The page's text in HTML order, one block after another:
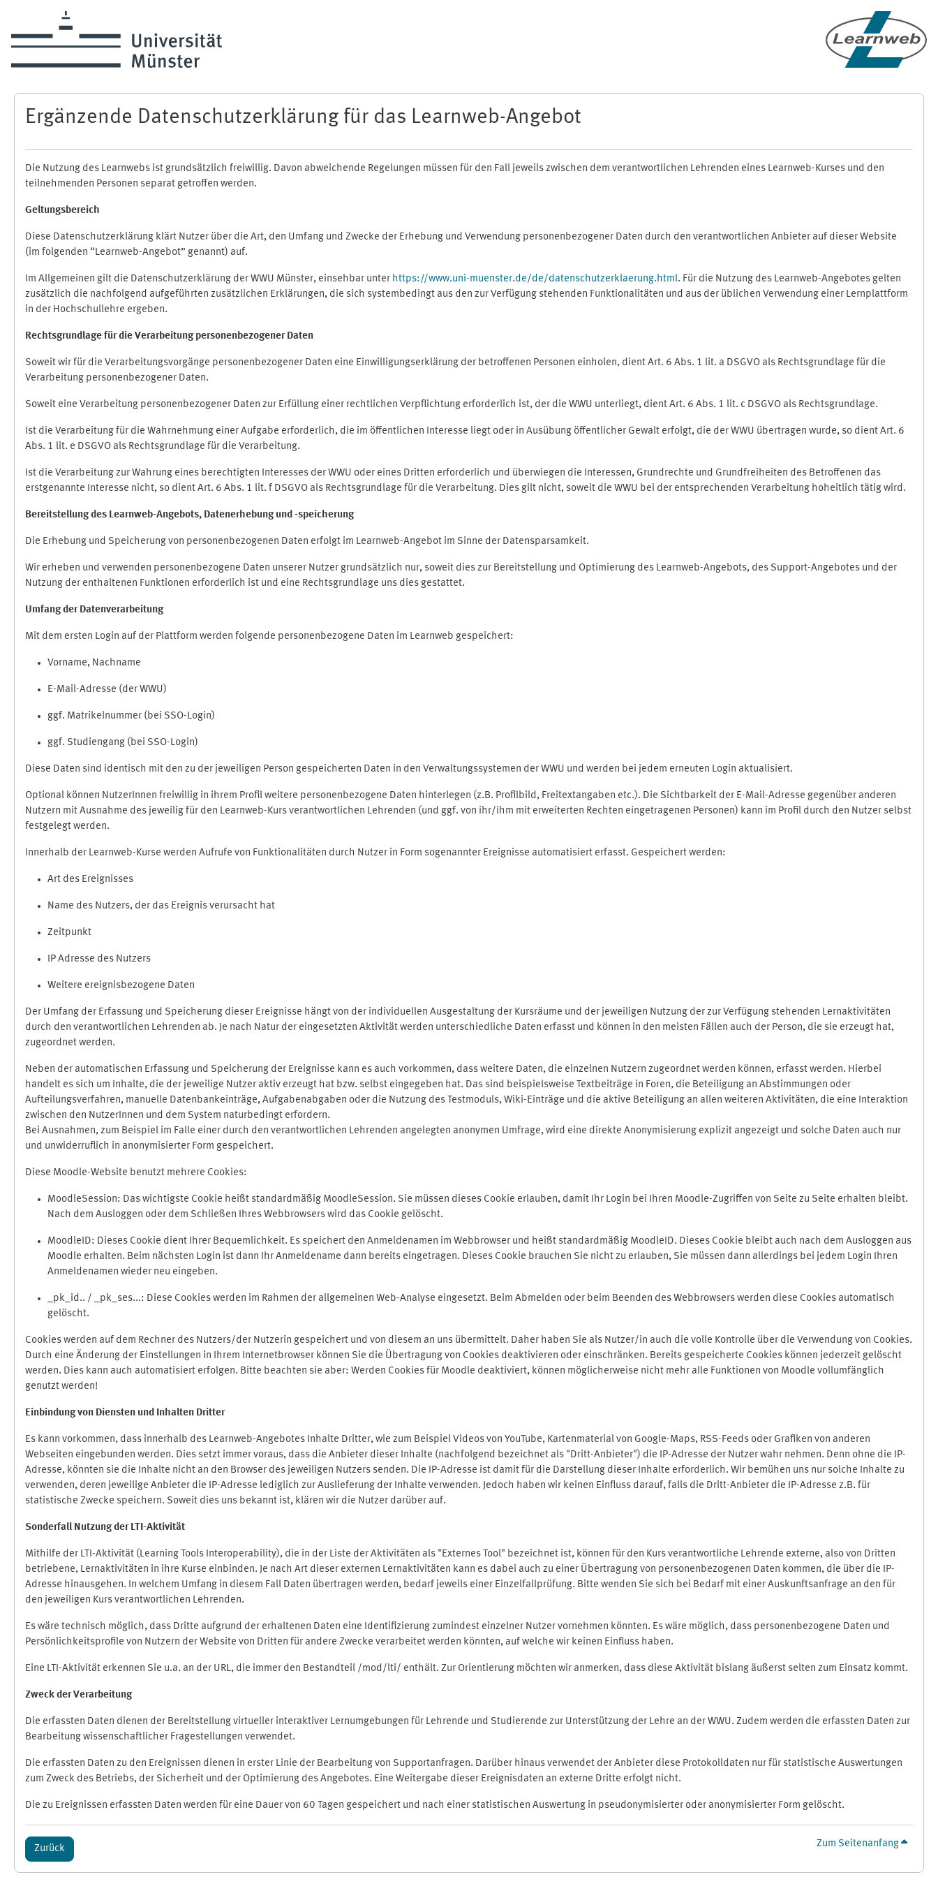
Ergänzende Datenschutzerklärung für das Learnweb-Angebot
Die Nutzung des Learnwebs ist grundsätzlich freiwillig. Davon abweichende Regelungen müssen für den Fall jeweils zwischen dem verantwortlichen Lehrenden eines Learnweb-Kurses und den
teilnehmenden Personen separat getroffen werden.
Geltungsbereich
Diese Datenschutzerklärung klärt Nutzer über die Art, den Umfang und Zwecke der Erhebung und Verwendung personenbezogener Daten durch den verantwortlichen Anbieter auf dieser Website
(im folgenden “Learnweb-Angebot” genannt) auf.
Im Allgemeinen gilt die Datenschutzerklärung der WWU Münster, einsehbar unter https://www.uni-muenster.de/de/datenschutzerklaerung.html. Für die Nutzung des Learnweb-Angebotes gelten
zusätzlich die nachfolgend aufgeführten zusätzlichen Erklärungen, die sich systembedingt aus den zur Verfügung stehenden Funktionalitäten und aus der üblichen Verwendung einer Lernplattform
in der Hochschullehre ergeben.
Rechtsgrundlage für die Verarbeitung personenbezogener Daten
Soweit wir für die Verarbeitungsvorgänge personenbezogener Daten eine Einwilligungserklärung der betroffenen Personen einholen, dient Art. 6 Abs. 1 lit. a DSGVO als Rechtsgrundlage für die
Verarbeitung personenbezogener Daten.
Soweit eine Verarbeitung personenbezogener Daten zur Erfüllung einer rechtlichen Verpflichtung erforderlich ist, der die WWU unterliegt, dient Art. 6 Abs. 1 lit. c DSGVO als Rechtsgrundlage.
Ist die Verarbeitung für die Wahrnehmung einer Aufgabe erforderlich, die im öffentlichen Interesse liegt oder in Ausübung öffentlicher Gewalt erfolgt, die der WWU übertragen wurde, so dient Art. 6
Abs. 1 lit. e DSGVO als Rechtsgrundlage für die Verarbeitung.
Ist die Verarbeitung zur Wahrung eines berechtigten Interesses der WWU oder eines Dritten erforderlich und überwiegen die Interessen, Grundrechte und Grundfreiheiten des Betroffenen das
erstgenannte Interesse nicht, so dient Art. 6 Abs. 1 lit. f DSGVO als Rechtsgrundlage für die Verarbeitung. Dies gilt nicht, soweit die WWU bei der entsprechenden Verarbeitung hoheitlich tätig wird.
Bereitstellung des Learnweb-Angebots, Datenerhebung und -speicherung
Die Erhebung und Speicherung von personenbezogenen Daten erfolgt im Learnweb-Angebot im Sinne der Datensparsamkeit.
Wir erheben und verwenden personenbezogene Daten unserer Nutzer grundsätzlich nur, soweit dies zur Bereitstellung und Optimierung des Learnweb-Angebots, des Support-Angebotes und der
Nutzung der enthaltenen Funktionen erforderlich ist und eine Rechtsgrundlage uns dies gestattet.
Umfang der Datenverarbeitung
Mit dem ersten Login auf der Plattform werden folgende personenbezogene Daten im Learnweb gespeichert:
Vorname, Nachname
E-Mail-Adresse (der WWU)
ggf. Matrikelnummer (bei SSO-Login)
ggf. Studiengang (bei SSO-Login)
Diese Daten sind identisch mit den zu der jeweiligen Person gespeicherten Daten in den Verwaltungssystemen der WWU und werden bei jedem erneuten Login aktualisiert.
Optional können NutzerInnen freiwillig in ihrem Profil weitere personenbezogene Daten hinterlegen (z.B. Profilbild, Freitextangaben etc.). Die Sichtbarkeit der E-Mail-Adresse gegenüber anderen
Nutzern mit Ausnahme des jeweilig für den Learnweb-Kurs verantwortlichen Lehrenden (und ggf. von ihr/ihm mit erweiterten Rechten eingetragenen Personen) kann im Profil durch den Nutzer selbst
festgelegt werden.
Innerhalb der Learnweb-Kurse werden Aufrufe von Funktionalitäten durch Nutzer in Form sogenannter Ereignisse automatisiert erfasst. Gespeichert werden:
Art des Ereignisses
Name des Nutzers, der das Ereignis verursacht hat
Zeitpunkt
IP Adresse des Nutzers
Weitere ereignisbezogene Daten
Der Umfang der Erfassung und Speicherung dieser Ereignisse hängt von der individuellen Ausgestaltung der Kursräume und der jeweiligen Nutzung der zur Verfügung stehenden Lernaktivitäten
durch den verantwortlichen Lehrenden ab. Je nach Natur der eingesetzten Aktivität werden unterschiedliche Daten erfasst und können in den meisten Fällen auch der Person, die sie erzeugt hat,
zugeordnet werden.
Neben der automatischen Erfassung und Speicherung der Ereignisse kann es auch vorkommen, dass weitere Daten, die einzelnen Nutzern zugeordnet werden können, erfasst werden. Hierbei
handelt es sich um Inhalte, die der jeweilige Nutzer aktiv erzeugt hat bzw. selbst eingegeben hat. Das sind beispielsweise Textbeiträge in Foren, die Beteiligung an Abstimmungen oder
Aufteilungsverfahren, manuelle Datenbankeinträge, Aufgabenabgaben oder die Nutzung des Testmoduls, Wiki-Einträge und die aktive Beteiligung an allen weiteren Aktivitäten, die eine Interaktion
zwischen den NutzerInnen und dem System naturbedingt erfordern.
Bei Ausnahmen, zum Beispiel im Falle einer durch den verantwortlichen Lehrenden angelegten anonymen Umfrage, wird eine direkte Anonymisierung explizit angezeigt und solche Daten auch nur
und unwiderruflich in anonymisierter Form gespeichert.
Diese Moodle-Website benutzt mehrere Cookies:
MoodleSession: Das wichtigste Cookie heißt standardmäßig MoodleSession. Sie müssen dieses Cookie erlauben, damit Ihr Login bei Ihren Moodle-Zugriffen von Seite zu Seite erhalten bleibt.
Nach dem Ausloggen oder dem Schließen Ihres Webbrowsers wird das Cookie gelöscht.
MoodleID: Dieses Cookie dient Ihrer Bequemlichkeit. Es speichert den Anmeldenamen im Webbrowser und heißt standardmäßig MoodleID. Dieses Cookie bleibt auch nach dem Ausloggen aus
Moodle erhalten. Beim nächsten Login ist dann Ihr Anmeldename dann bereits eingetragen. Dieses Cookie brauchen Sie nicht zu erlauben, Sie müssen dann allerdings bei jedem Login Ihren
Anmeldenamen wieder neu eingeben.
_pk_id.. / _pk_ses...: Diese Cookies werden im Rahmen der allgemeinen Web-Analyse eingesetzt. Beim Abmelden oder beim Beenden des Webbrowsers werden diese Cookies automatisch
gelöscht.
Cookies werden auf dem Rechner des Nutzers/der Nutzerin gespeichert und von diesem an uns übermittelt. Daher haben Sie als Nutzer/in auch die volle Kontrolle über die Verwendung von Cookies.
Durch eine Änderung der Einstellungen in Ihrem Internetbrowser können Sie die Übertragung von Cookies deaktivieren oder einschränken. Bereits gespeicherte Cookies können jederzeit gelöscht
werden. Dies kann auch automatisiert erfolgen. Bitte beachten sie aber: Werden Cookies für Moodle deaktiviert, können möglicherweise nicht mehr alle Funktionen von Moodle vollumfänglich
genutzt werden!
Einbindung von Diensten und Inhalten Dritter
Es kann vorkommen, dass innerhalb des Learnweb-Angebotes Inhalte Dritter, wie zum Beispiel Videos von YouTube, Kartenmaterial von Google-Maps, RSS-Feeds oder Grafiken von anderen
Webseiten eingebunden werden. Dies setzt immer voraus, dass die Anbieter dieser Inhalte (nachfolgend bezeichnet als "Dritt-Anbieter") die IP-Adresse der Nutzer wahr nehmen. Denn ohne die IP-
Adresse, könnten sie die Inhalte nicht an den Browser des jeweiligen Nutzers senden. Die IP-Adresse ist damit für die Darstellung dieser Inhalte erforderlich. Wir bemühen uns nur solche Inhalte zu
verwenden, deren jeweilige Anbieter die IP-Adresse lediglich zur Auslieferung der Inhalte verwenden. Jedoch haben wir keinen Einfluss darauf, falls die Dritt-Anbieter die IP-Adresse z.B. für
statistische Zwecke speichern. Soweit dies uns bekannt ist, klären wir die Nutzer darüber auf.
Sonderfall Nutzung der LTI-Aktivität
Mithilfe der LTI-Aktivität (Learning Tools Interoperability), die in der Liste der Aktivitäten als "Externes Tool" bezeichnet ist, können für den Kurs verantwortliche Lehrende externe, also von Dritten
betriebene, Lernaktivitäten in ihre Kurse einbinden. Je nach Art dieser externen Lernaktivitäten kann es dabei auch zu einer Übertragung von personenbezogenen Daten kommen, die über die IP-
Adresse hinausgehen. In welchem Umfang in diesem Fall Daten übertragen werden, bedarf jeweils einer Einzelfallprüfung. Bitte wenden Sie sich bei Bedarf mit einer Auskunftsanfrage an den für
den jeweiligen Kurs verantwortlichen Lehrenden.
Es wäre technisch möglich, dass Dritte aufgrund der erhaltenen Daten eine Identifizierung zumindest einzelner Nutzer vornehmen könnten. Es wäre möglich, dass personenbezogene Daten und
Persönlichkeitsprofile von Nutzern der Website von Dritten für andere Zwecke verarbeitet werden könnten, auf welche wir keinen Einfluss haben.
Eine LTI-Aktivität erkennen Sie u.a. an der URL, die immer den Bestandteil /mod/lti/ enthält. Zur Orientierung möchten wir anmerken, dass diese Aktivität bislang äußerst selten zum Einsatz kommt.
Zweck der Verarbeitung
Die erfassten Daten dienen der Bereitstellung virtueller interaktiver Lernumgebungen für Lehrende und Studierende zur Unterstützung der Lehre an der WWU. Zudem werden die erfassten Daten zur
Bearbeitung wissenschaftlicher Fragestellungen verwendet.
Die erfassten Daten zu den Ereignissen dienen in erster Linie der Bearbeitung von Supportanfragen. Darüber hinaus verwendet der Anbieter diese Protokolldaten nur für statistische Auswertungen
zum Zweck des Betriebs, der Sicherheit und der Optimierung des Angebotes. Eine Weitergabe dieser Ereignisdaten an externe Dritte erfolgt nicht.
Die zu Ereignissen erfassten Daten werden für eine Dauer von 60 Tagen gespeichert und nach einer statistischen Auswertung in pseudonymisierter oder anonymisierter Form gelöscht.
Zurück Zum Seitenanfang